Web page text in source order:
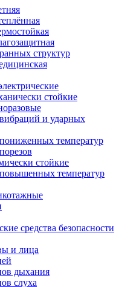
структур
стойкие
и ударных
температур
стойкие
температур
средства безопасности
и лица
дыхания
слуха